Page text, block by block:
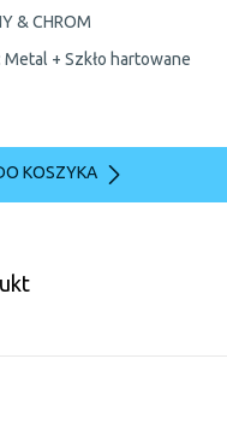
& CHROM
+ Szkło hartowane
KOSZYKA